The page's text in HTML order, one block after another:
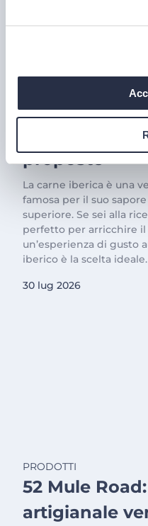
Il trionfo del
Carne
proposte
La carne iberica è una
famosa per il suo
superiore. Se sei alla
perfetto per arricchire
un’esperienza di gusto
iberico è la scelta ideale.
30 lug 2026
PRODOTTI
52 Mule
artigianale